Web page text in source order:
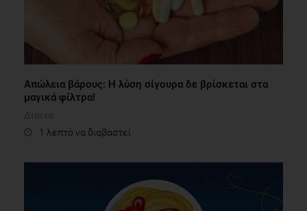
Απώλεια βάρους: Η λύση σίγουρα δε βρίσκεται στα
μαγικά φίλτρα!
Δίαιτα
1 λεπτό να διαβαστεί